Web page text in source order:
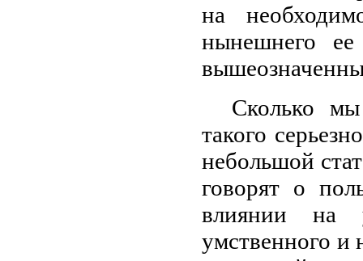
на
нынешнего ее
Сколько
такого
небольшой
говорят о
влиянии на
умственного и